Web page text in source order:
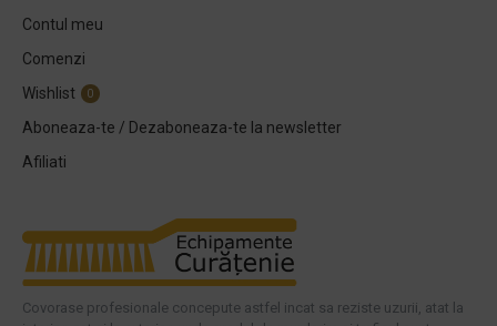
Contul meu
Comenzi
Wishlist
0
Aboneaza-te / Dezaboneaza-te la newsletter
Afiliati
Covorase profesionale concepute astfel incat sa reziste uzurii, atat la